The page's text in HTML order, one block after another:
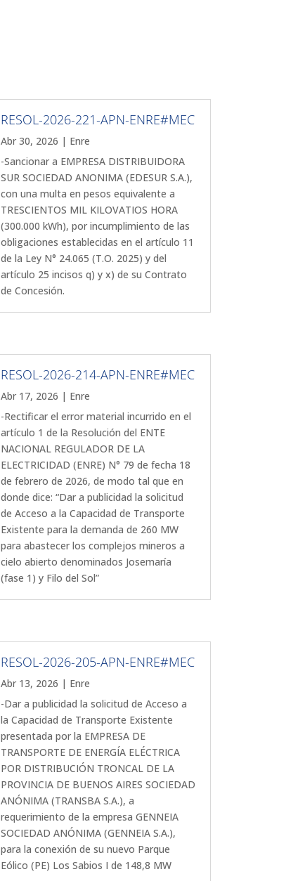
RESOL-2026-221-APN-ENRE#MEC
Abr 30, 2026 | Enre
-Sancionar a EMPRESA DISTRIBUIDORA
SUR SOCIEDAD ANONIMA (EDESUR S.A.),
con una multa en pesos equivalente a
TRESCIENTOS MIL KILOVATIOS HORA
(300.000 kWh), por incumplimiento de las
obligaciones establecidas en el artículo 11
de la Ley N° 24.065 (T.O. 2025) y del
artículo 25 incisos q) y x) de su Contrato
de Concesión.
RESOL-2026-214-APN-ENRE#MEC
Abr 17, 2026 | Enre
-Rectificar el error material incurrido en el
artículo 1 de la Resolución del ENTE
NACIONAL REGULADOR DE LA
ELECTRICIDAD (ENRE) N° 79 de fecha 18
de febrero de 2026, de modo tal que en
donde dice: “Dar a publicidad la solicitud
de Acceso a la Capacidad de Transporte
Existente para la demanda de 260 MW
para abastecer los complejos mineros a
cielo abierto denominados Josemaría
(fase 1) y Filo del Sol”
RESOL-2026-205-APN-ENRE#MEC
Abr 13, 2026 | Enre
-Dar a publicidad la solicitud de Acceso a
la Capacidad de Transporte Existente
presentada por la EMPRESA DE
TRANSPORTE DE ENERGÍA ELÉCTRICA
POR DISTRIBUCIÓN TRONCAL DE LA
PROVINCIA DE BUENOS AIRES SOCIEDAD
ANÓNIMA (TRANSBA S.A.), a
requerimiento de la empresa GENNEIA
SOCIEDAD ANÓNIMA (GENNEIA S.A.),
para la conexión de su nuevo Parque
Eólico (PE) Los Sabios I de 148,8 MW